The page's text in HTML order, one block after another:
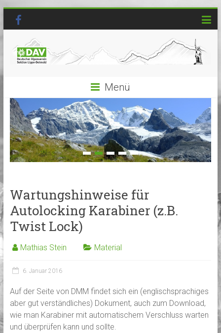
Menü
Wartungshinweise für
Autolocking Karabiner (z.B.
Twist Lock)
Mathias Stein Material
6. Januar 2016
Auf der Seite von DMM findet sich ein (englischsprachiges
aber gut verständliches) Dokument, auch zum Download,
wie man Karabiner mit automatischem Verschluss warten
und überprüfen kann und sollte.